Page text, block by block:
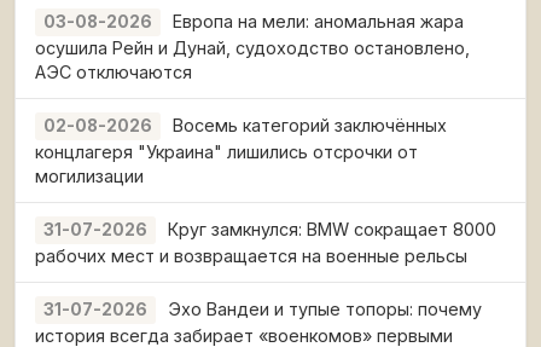
03-08-2026
Европа на мели: аномальная жара
осушила Рейн и Дунай, судоходство остановлено,
АЭС отключаются
02-08-2026
Восемь категорий заключённых
концлагеря "Украина" лишились отсрочки от
могилизации
31-07-2026
Круг замкнулся: BMW сокращает 8000
рабочих мест и возвращается на военные рельсы
31-07-2026
Эхо Вандеи и тупые топоры: почему
история всегда забирает «военкомов» первыми